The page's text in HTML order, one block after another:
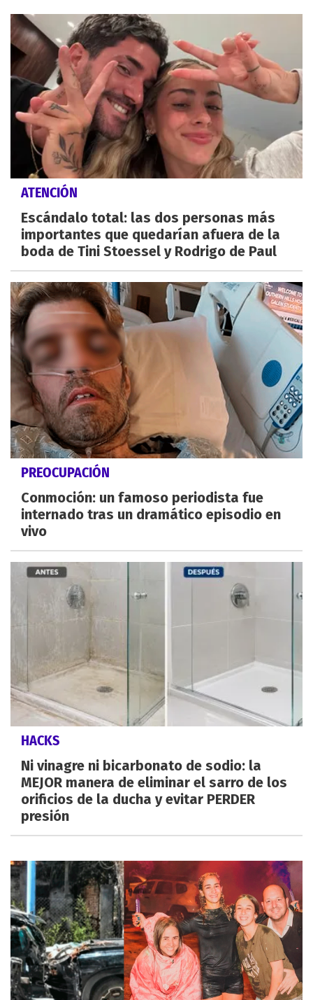
ATENCIÓN
Escándalo total: las dos personas más
importantes que quedarían afuera de la
boda de Tini Stoessel y Rodrigo de Paul
PREOCUPACIÓN
Conmoción: un famoso periodista fue
internado tras un dramático episodio en
vivo
HACKS
Ni vinagre ni bicarbonato de sodio: la
MEJOR manera de eliminar el sarro de los
orificios de la ducha y evitar PERDER
presión